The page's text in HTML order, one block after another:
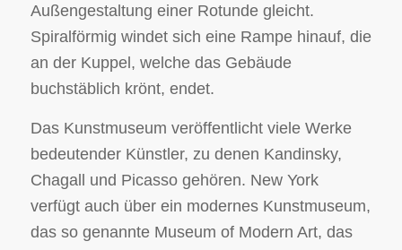
Außengestaltung einer Rotunde gleicht.
Spiralförmig windet sich eine Rampe hinauf, die
an der Kuppel, welche das Gebäude
buchstäblich krönt, endet.
Das Kunstmuseum veröffentlicht viele Werke
bedeutender Künstler, zu denen Kandinsky,
Chagall und Picasso gehören. New York
verfügt auch über ein modernes Kunstmuseum,
das so genannte Museum of Modern Art, das